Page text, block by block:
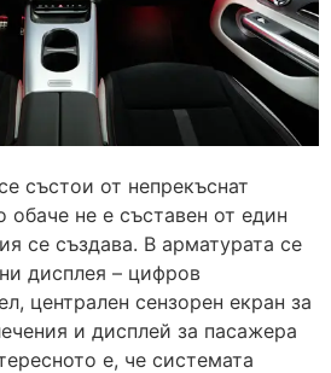
състои от непрекъснат
обаче не е съставен от един
се създава. В арматурата се
дисплея – цифров
централен сензорен екран за
и дисплей за пасажера
е, че системата